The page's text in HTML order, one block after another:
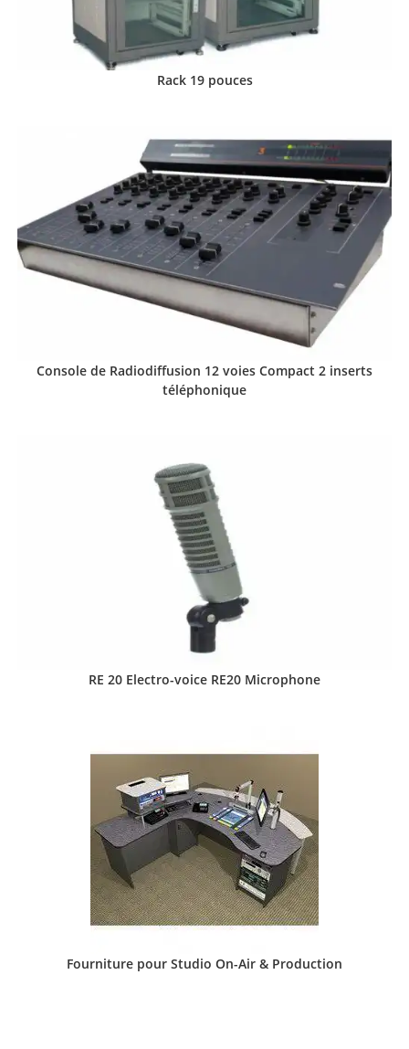
Rack 19 pouces
Console de Radiodiffusion 12 voies Compact 2 inserts
téléphonique
RE 20 Electro-voice RE20 Microphone
Fourniture pour Studio On-Air & Production